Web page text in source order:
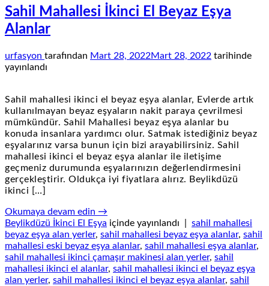
Sahil Mahallesi İkinci El Beyaz Eşya
Alanlar
urfasyon tarafından Mart 28, 2022Mart 28, 2022 tarihinde
yayınlandı
Sahil mahallesi ikinci el beyaz eşya alanlar, Evlerde artık
kullanılmayan beyaz eşyaların nakit paraya çevrilmesi
mümkündür. Sahil Mahallesi beyaz eşya alanlar bu
konuda insanlara yardımcı olur. Satmak istediğiniz beyaz
eşyalarınız varsa bunun için bizi arayabilirsiniz. Sahil
mahallesi ikinci el beyaz eşya alanlar ile iletişime
geçmeniz durumunda eşyalarınızın değerlendirmesini
gerçekleştirir. Oldukça iyi fiyatlara alırız. Beylikdüzü
ikinci […]
Okumaya devam edin →
Beylikdüzü İkinci El Eşya içinde yayınlandı
sahil mahallesi
beyaz eşya alan yerler, sahil mahallesi beyaz eşya alanlar, sahil
mahallesi eski beyaz eşya alanlar, sahil mahallesi eşya alanlar,
sahil mahallesi ikinci çamaşır makinesi alan yerler, sahil
mahallesi ikinci el alanlar, sahil mahallesi ikinci el beyaz eşya
alan yerler, sahil mahallesi ikinci el beyaz eşya alanlar, sahil